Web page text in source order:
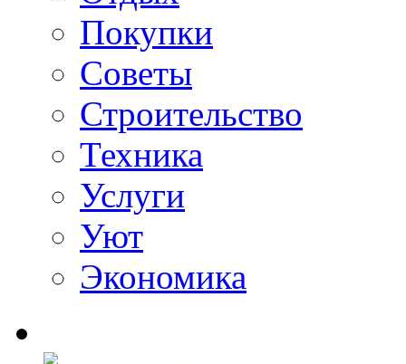
Покупки
Советы
Строительство
Техника
Услуги
Уют
Экономика